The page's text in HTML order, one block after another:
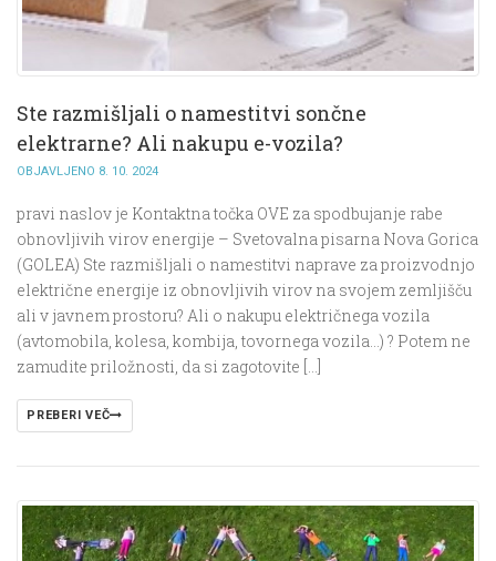
Ste razmišljali o namestitvi sončne
elektrarne? Ali nakupu e-vozila?
OBJAVLJENO 8. 10. 2024
pravi naslov je Kontaktna točka OVE za spodbujanje rabe
obnovljivih virov energije – Svetovalna pisarna Nova Gorica
(GOLEA) Ste razmišljali o namestitvi naprave za proizvodnjo
električne energije iz obnovljivih virov na svojem zemljišču
ali v javnem prostoru? Ali o nakupu električnega vozila
(avtomobila, kolesa, kombija, tovornega vozila…) ? Potem ne
zamudite priložnosti, da si zagotovite […]
PREBERI VEČ